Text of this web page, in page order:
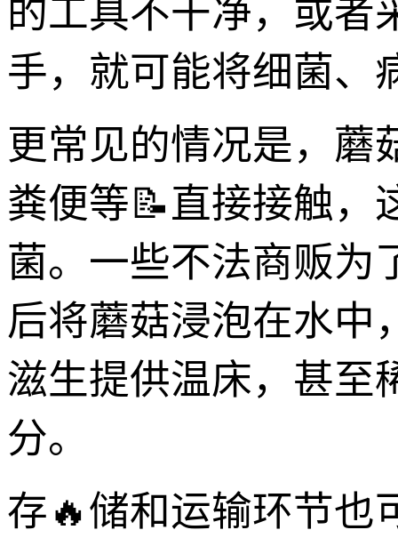
的工具不干净，或者
手，就可能将细菌、
更常见的情况是，蘑
粪便等📝直接接触，
菌。一些不法商贩为
后将蘑菇浸泡在水中
滋生提供温床，甚至
分。
存🔥储和运输环节也